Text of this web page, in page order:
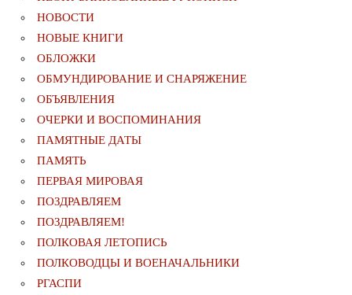
НОВОСТИ
НОВЫЕ КНИГИ
ОБЛОЖКИ
ОБМУНДИРОВАНИЕ И СНАРЯЖЕНИЕ
ОБЪЯВЛЕНИЯ
ОЧЕРКИ И ВОСПОМИНАНИЯ
ПАМЯТНЫЕ ДАТЫ
ПАМЯТЬ
ПЕРВАЯ МИРОВАЯ
ПОЗДРАВЛЯЕМ
ПОЗДРАВЛЯЕМ!
ПОЛКОВАЯ ЛЕТОПИСЬ
ПОЛКОВОДЦЫ И ВОЕНАЧАЛЬНИКИ
РГАСПИ